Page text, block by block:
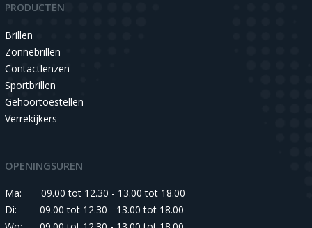
PRODUCTEN
Brillen
Zonnebrillen
Contactlenzen
Sportbrillen
Gehoortoestellen
Verrekijkers
OPENINGSUREN
Ma:
09.00 tot 12.30 - 13.00 tot 18.00
Di:
09.00 tot 12.30 - 13.00 tot 18.00